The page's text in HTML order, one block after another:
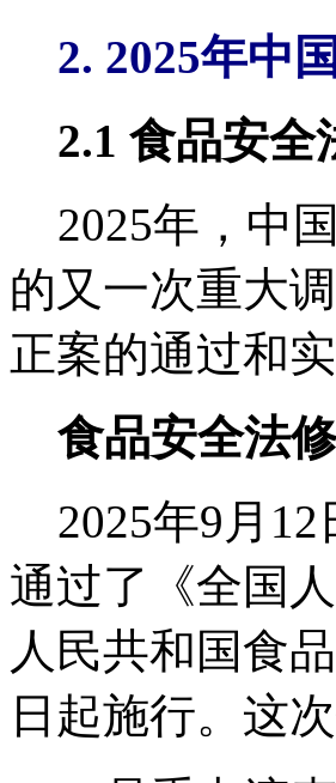
2. 2025年中
2.1 食品安全
2025年，中
的又一次重大
正案的通过和实
食品安全法
2025年9月12
通过了《全国
人民共和国食
日起施行。这